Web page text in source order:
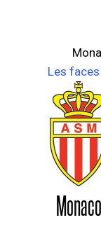
Les
Monaco